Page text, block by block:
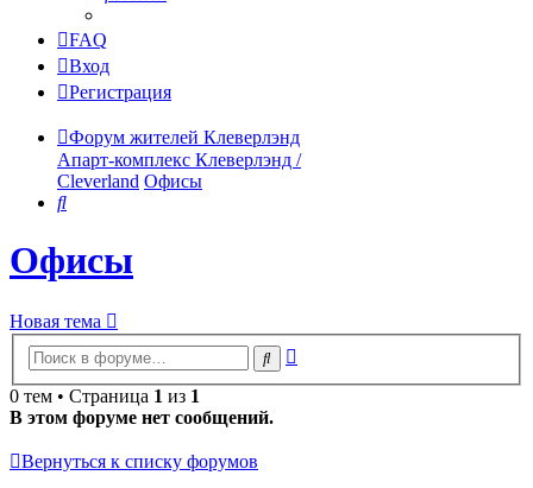
FAQ
Вход
Регистрация
Форум жителей Клеверлэнд
Апарт-комплекс Клеверлэнд /
Cleverland Офисы
Поиск
Офисы
Новая тема
Поиск
0 тем • Страница 1 из 1
В этом форуме нет сообщений.
Вернуться к списку форумов